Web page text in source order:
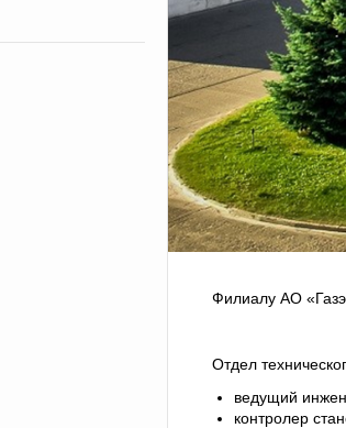
Филиалу АО
Отдел
ведущий
контролер